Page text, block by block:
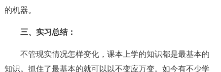
的机器。
三、实习总结：
不管现实情况怎样变化，课本上学的知识都是最基本的
知识。抓住了最基本的就可以以不变应万变。如今有不少学